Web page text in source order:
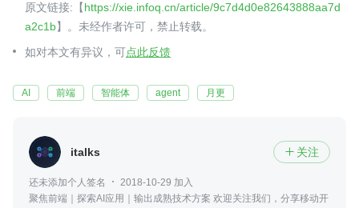
原文链接:【https://xie.infoq.cn/article/9c7d4d0e82643888aa7d
a2c1b】。未经作者许可，禁止转载。
如对本文有异议，可点此反馈
AI 前端 智能体 agent 月更
italks  关注
还未添加个人签名
2018-10-29 加入
聚焦前端｜探索AI应用｜输出成熟技术方案 欢迎关注我们，分享移动开